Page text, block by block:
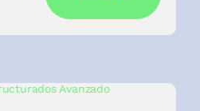
en ChatGPT